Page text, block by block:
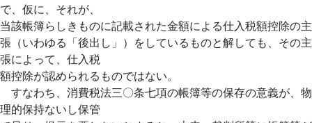
で、仮に、それが、
当該帳簿らしきものに記載された金額による仕入税額控除の主
張（いわゆる「後出し」）をしているものと解しても、その主
張によって、仕入税
額控除が認められるものではない。
すなわち、消費税法三〇条七項の帳簿等の保存の意義が、物
理的保持ないし保管